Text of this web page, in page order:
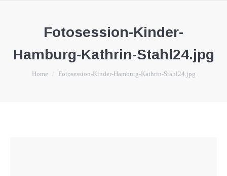
Fotosession-Kinder-
Hamburg-Kathrin-Stahl24.jpg
You are here:
Home Fotosession-Kinder-Hamburg-Kathrin-Stahl24.jpg